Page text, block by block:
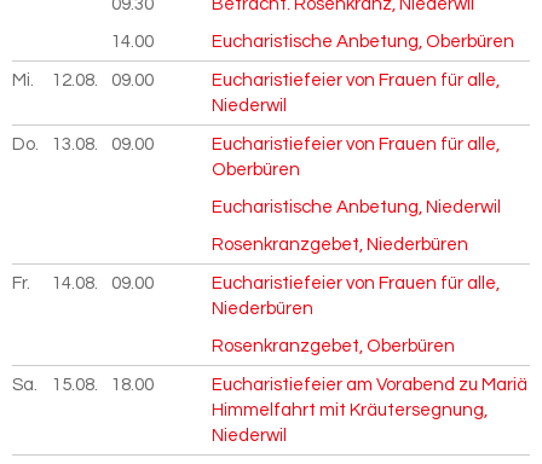
09.30 Betracht. Rosenkranz, Niederwil
14.00 Eucharistische Anbetung, Oberbüren
Mi. 12.08. 2026
09.00
Eucharistiefeier von Frauen für alle,
Niederwil
Do. 13.08. 2026
09.00
Eucharistiefeier von Frauen für alle,
Oberbüren
Eucharistische Anbetung, Niederwil
Rosenkranzgebet, Niederbüren
Fr. 14.08. 2026
09.00
Eucharistiefeier von Frauen für alle,
Niederbüren
Rosenkranzgebet, Oberbüren
Sa. 15.08. 2026
18.00
Eucharistiefeier am Vorabend zu Mariä
Himmelfahrt mit Kräutersegnung,
Niederwil